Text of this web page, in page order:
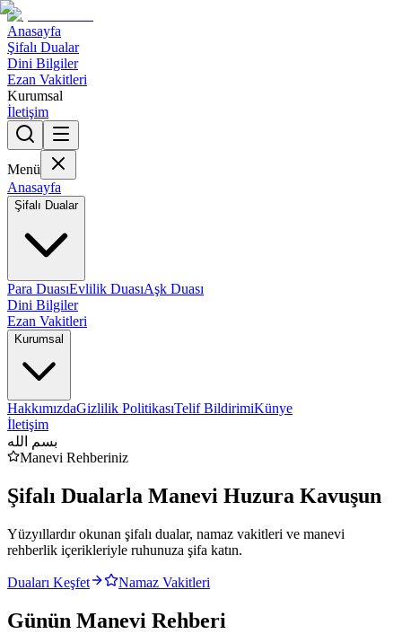
Anasayfa
Şifalı Dualar
Dini Bilgiler
Ezan Vakitleri
Kurumsal
İletişim
Menü
Anasayfa
Şifalı Dualar
Para DuasıEvlilik DuasıAşk Duası
Dini Bilgiler
Ezan Vakitleri
Kurumsal
HakkımızdaGizlilik PolitikasıTelif BildirimiKünye
İletişim
بسم الله
Manevi Rehberiniz
Şifalı Dualarla Manevi Huzura Kavuşun
Yüzyıllardır okunan şifalı dualar, namaz vakitleri ve manevi
rehberlik içerikleriyle ruhunuza şifa katın.
Duaları Keşfet Namaz Vakitleri
Günün Manevi Rehberi